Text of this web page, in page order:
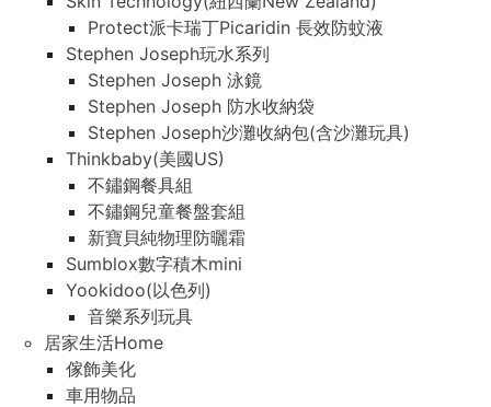
Protect派卡瑞丁Picaridin 長效防蚊液
Stephen Joseph玩水系列
Stephen Joseph 泳鏡
Stephen Joseph 防水收納袋
Stephen Joseph沙灘收納包(含沙灘玩具)
Thinkbaby(美國US)
不鏽鋼餐具組
不鏽鋼兒童餐盤套組
新寶貝純物理防曬霜
Sumblox數字積木mini
Yookidoo(以色列)
音樂系列玩具
居家生活Home
傢飾美化
車用物品